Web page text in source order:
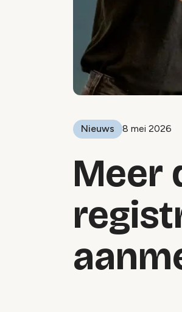
Nieuws 8 mei 2026
Meer